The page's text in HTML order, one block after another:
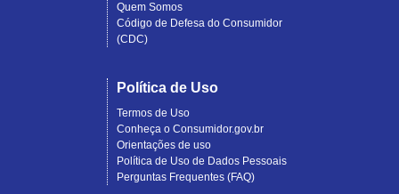
Quem Somos
Código de Defesa do Consumidor
(CDC)
Política de Uso
Termos de Uso
Conheça o Consumidor.gov.br
Orientações de uso
Política de Uso de Dados Pessoais
Perguntas Frequentes (FAQ)